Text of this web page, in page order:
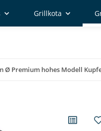
Grillkota
Ø Premium hohes Modell